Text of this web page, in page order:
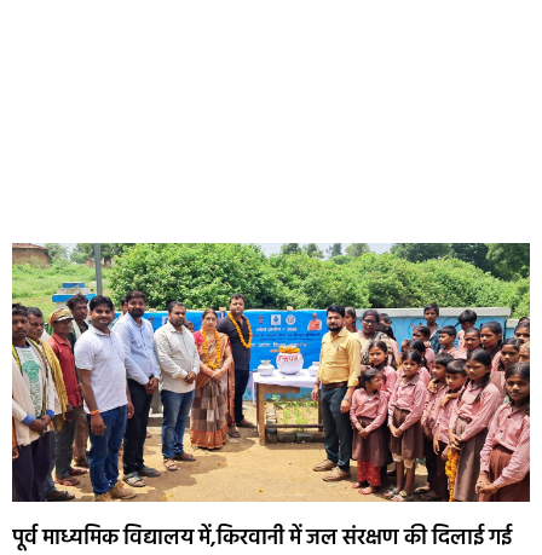
पूर्व माध्यमिक विद्यालय में,किरवानी में जल संरक्षण की दिलाई गई